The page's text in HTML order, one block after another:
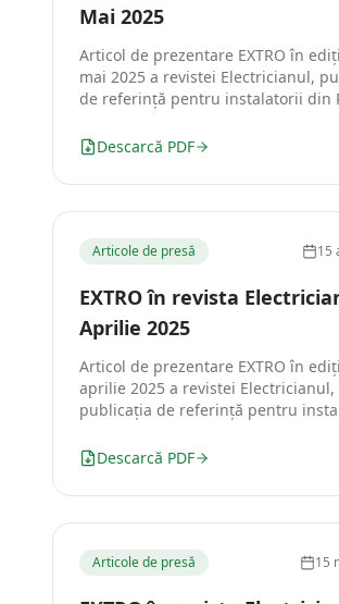
Mai 2025
Articol de prezentare EXTRO în
mai 2025 a revistei Electricianul,
de referință pentru instalatorii din
Descarcă PDF
Articole de presă 15
EXTRO în revista
Aprilie 2025
Articol de prezentare EXTRO în
aprilie 2025 a revistei Electricianul,
publicația de referință pentru
Descarcă PDF
Articole de presă 15